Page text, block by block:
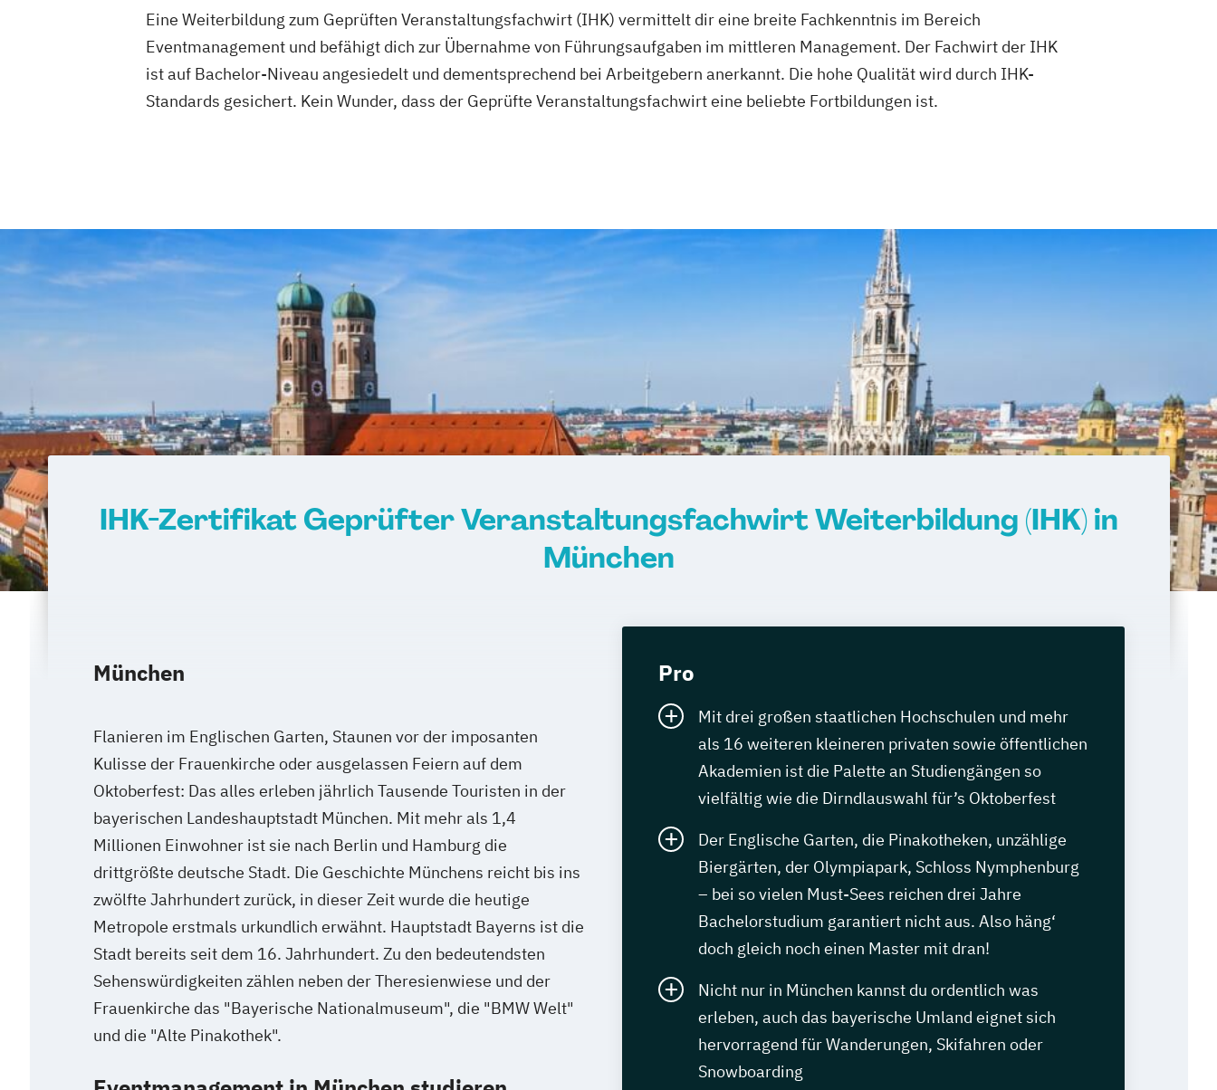
Eine Weiterbildung zum Geprüften Veranstaltungsfachwirt (IHK) vermittelt dir eine breite Fachkenntnis im Bereich
Eventmanagement und befähigt dich zur Übernahme von Führungsaufgaben im mittleren Management. Der Fachwirt der IHK
ist auf Bachelor-Niveau angesiedelt und dementsprechend bei Arbeitgebern anerkannt. Die hohe Qualität wird durch IHK-
Standards gesichert. Kein Wunder, dass der Geprüfte Veranstaltungsfachwirt eine beliebte Fortbildungen ist.
IHK-Zertifikat Geprüfter Veranstaltungsfachwirt Weiterbildung (IHK) in
München
München
Flanieren im Englischen Garten, Staunen vor der imposanten
Kulisse der Frauenkirche oder ausgelassen Feiern auf dem
Oktoberfest: Das alles erleben jährlich Tausende Touristen in der
bayerischen Landeshauptstadt München. Mit mehr als 1,4
Millionen Einwohner ist sie nach Berlin und Hamburg die
drittgrößte deutsche Stadt. Die Geschichte Münchens reicht bis ins
zwölfte Jahrhundert zurück, in dieser Zeit wurde die heutige
Metropole erstmals urkundlich erwähnt. Hauptstadt Bayerns ist die
Stadt bereits seit dem 16. Jahrhundert. Zu den bedeutendsten
Sehenswürdigkeiten zählen neben der Theresienwiese und der
Frauenkirche das "Bayerische Nationalmuseum", die "BMW Welt"
und die "Alte Pinakothek".
Pro
Mit drei großen staatlichen Hochschulen und mehr
als 16 weiteren kleineren privaten sowie öffentlichen
Akademien ist die Palette an Studiengängen so
vielfältig wie die Dirndlauswahl für’s Oktoberfest
Der Englische Garten, die Pinakotheken, unzählige
Biergärten, der Olympiapark, Schloss Nymphenburg
– bei so vielen Must-Sees reichen drei Jahre
Bachelorstudium garantiert nicht aus. Also häng‘
doch gleich noch einen Master mit dran!
Nicht nur in München kannst du ordentlich was
erleben, auch das bayerische Umland eignet sich
hervorragend für Wanderungen, Skifahren oder
Snowboarding